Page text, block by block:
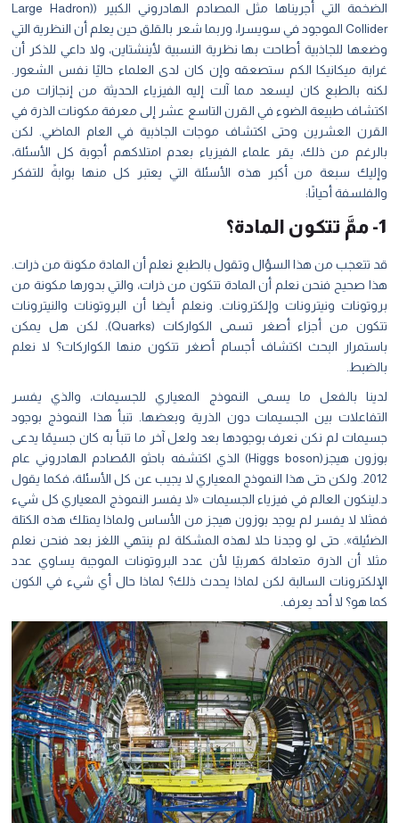
الضخمة التي أجريناها مثل المصادم الهادروني الكبير ((Large Hadron
Collider الموجود في سويسرا، وربما شعر بالقلق حين يعلم أن النظرية التي
وضعها للجاذبية أطاحت بها نظرية النسبية لأينشتاين، ولا داعي للذكر أن
غرابة ميكانيكا الكم ستصعقه وإن كان لدى العلماء حاليًا نفس الشعور.
لكنه بالطبع كان ليسعد مما آلت إليه الفيزياء الحديثة من إنجازات من
اكتشاف طبيعة الضوء في القرن التاسع عشر إلى معرفة مكونات الذرة في
القرن العشرين وحتى اكتشاف موجات الجاذبية في العام الماضي. لكن
بالرغم من ذلك، يقر علماء الفيزياء بعدم امتلاكهم أجوبة كل الأسئلة،
وإليك سبعة من أكبر هذه الأسئلة التي يعتبر كل منها بوابةً للتفكر
والفلسفة أحيانًا:
1- ممَّ تتكون المادة؟
قد تتعجب من هذا السؤال وتقول بالطبع نعلم أن المادة مكونة من ذرات.
هذا صحيح فنحن نعلم أن المادة تتكون من ذرات، والتي بدورها مكونة من
بروتونات ونيترونات وإلكترونات. ونعلم أيضا أن البروتونات والنيترونات
تتكون من أجزاء أصغر تسمى الكواركات (Quarks). لكن هل يمكن
باستمرار البحث اكتشاف أجسام أصغر تتكون منها الكواركات؟ لا نعلم
بالضبط.
لدينا بالفعل ما يسمى النموذج المعياري للجسيمات، والذي يفسر
التفاعلات بين الجسيمات دون الذرية وبعضها. تنبأ هذا النموذج بوجود
جسيمات لم نكن نعرف بوجودها بعد ولعل آخر ما تنبأ به كان جسيمًا يدعى
بوزون هيجز(Higgs boson) الذي اكتشفه باحثو المُصادم الهادروني عام
2012. ولكن حتى هذا النموذج المعياري لا يجيب عن كل الأسئلة، فكما يقول
د.لينكون العالم في فيزياء الجسيمات «لا يفسر النموذج المعياري كل شيء
فمثلا لا يفسر لم يوجد بوزون هيجز من الأساس ولماذا يمتلك هذه الكتلة
الضئيلة». حتى لو وجدنا حلا لهذه المشكلة لم ينتهي اللغز بعد فنحن نعلم
مثلا أن الذرة متعادلة كهربيًا لأن عدد البروتونات الموجبة يساوي عدد
الإلكترونات السالبة لكن لماذا يحدث ذلك؟ لماذا حال أي شيء في الكون
كما هو؟ لا أحد يعرف.